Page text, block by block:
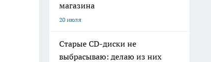
магазина
20 июля
Старые CD-диски не
выбрасываю: делаю из них